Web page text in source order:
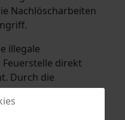
Nachlöscharbeiten
illegale
direkt
Durch die
Witterung ist
Garten